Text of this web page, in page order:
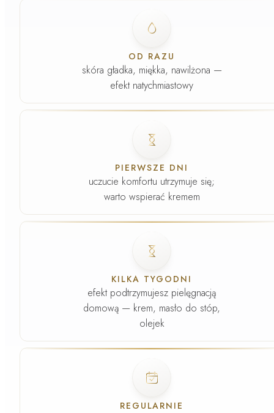
OD RAZU
skóra gładka, miękka, nawilżona —
efekt natychmiastowy
PIERWSZE DNI
uczucie komfortu utrzymuje się;
warto wspierać kremem
KILKA TYGODNI
efekt podtrzymujesz pielęgnacją
domową — krem, masło do stóp,
olejek
REGULARNIE